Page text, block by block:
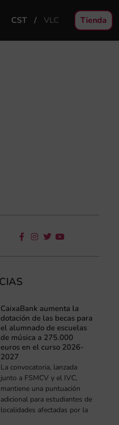
CST VLC Tienda
CaixaBank aumenta la
dotación de las becas para
el alumnado de escuelas
de música a 275.000
euros en el curso 2026-
2027
La convocatoria, lanzada
junto a FSMCV y el IVC,
mantiene una puntuación
adicional para estudiantes de
localidades afectadas por la